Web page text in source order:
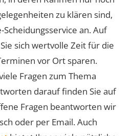
zu klären sind,
an. Auf
sich wertvolle Zeit für die
vor Ort sparen.
Fragen zum Thema
darauf finden Sie auf
Fragen beantworten wir
oder per Email. Auch